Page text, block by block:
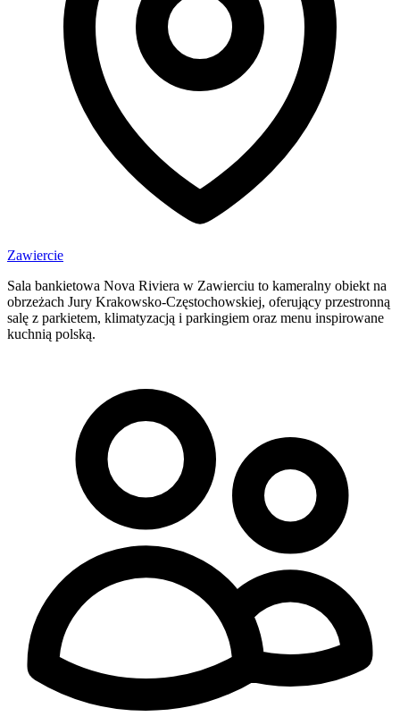
Zawiercie
Sala bankietowa Nova Riviera w Zawierciu to kameralny obiekt na
obrzeżach Jury Krakowsko-Częstochowskiej, oferujący przestronną
salę z parkietem, klimatyzacją i parkingiem oraz menu inspirowane
kuchnią polską.